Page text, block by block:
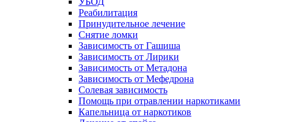
Реабилитация
Принудительное лечение
Снятие ломки
Зависимость от Гашиша
Зависимость от Лирики
Зависимость от Метадона
Зависимость от Мефедрона
Солевая зависимость
Помощь при отравлении наркотиками
Капельница от наркотиков